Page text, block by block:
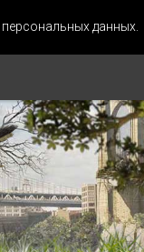
данных.